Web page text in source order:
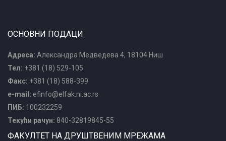
ОСНОВНИ ПОДАЦИ
Адреса: Александра Медведева 4, 18104 Ниш
Тел: +381 (18) 529-105
Факс: +381 (18) 588-399
e-mail: efinfo@elfak.ni.ac.rs
ПИБ: 100232259
Текући рачун: 840-32819845-55
ФАКУЛТЕТ НА ДРУШТВЕНИМ МРЕЖАМА